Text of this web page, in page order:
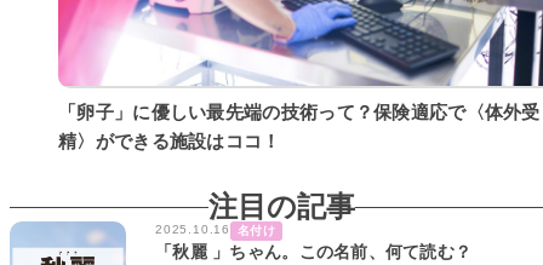
「卵子」に優しい最先端の技術って？保険適応で〈体外受
精〉ができる施設はココ！
注目の記事
2025.10.16 名付け
「秋麗 」ちゃん。この名前、何て読む？